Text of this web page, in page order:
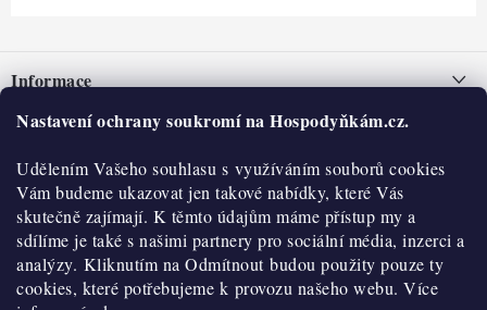
Nastavení ochrany soukromí na Hospodyňkám.cz.
Udělením Vašeho souhlasu s využíváním souborů cookies
Vám budeme ukazovat jen takové nabídky, které Vás
skutečně zajímají. K těmto údajům máme přístup my a
sdílíme je také s našimi partnery pro sociální média, inzerci a
analýzy. Kliknutím na Odmítnout budou použity pouze ty
cookies, které potřebujeme k provozu našeho webu. Více
pInformace
Nepřevzetí zásilky na dobírku
Obchodní podmínky
Hodnocení obchodu
Blog
Moje objednávka
O nás
Historie
Kontakty
O nákupu
Reklamace a vratky
Výdejní místa